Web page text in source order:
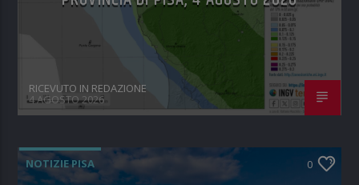
RICEVUTO IN REDAZIONE
4 AGOSTO 2026
NOTIZIE PISA 0